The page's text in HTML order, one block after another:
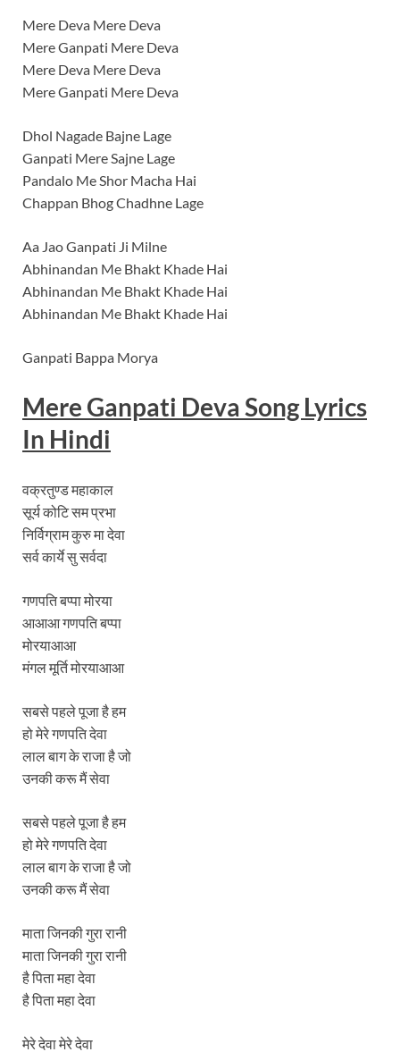
Mere Deva Mere Deva
Mere Ganpati Mere Deva
Mere Deva Mere Deva
Mere Ganpati Mere Deva
Dhol Nagade Bajne Lage
Ganpati Mere Sajne Lage
Pandalo Me Shor Macha Hai
Chappan Bhog Chadhne Lage
Aa Jao Ganpati Ji Milne
Abhinandan Me Bhakt Khade Hai
Abhinandan Me Bhakt Khade Hai
Abhinandan Me Bhakt Khade Hai
Ganpati Bappa Morya
Mere Ganpati Deva Song Lyrics
In Hindi
वक्रतुण्ड महाकाल
सूर्य कोटि सम प्रभा
निर्विग्राम कुरु मा देवा
सर्व कार्ये सु सर्वदा
गणपति बप्पा मोरया
आआआ गणपति बप्पा
मोरयाआआ
मंगल मूर्ति मोरयाआआ
सबसे पहले पूजा है हम
हो मेरे गणपति देवा
लाल बाग के राजा है जो
उनकी करू मैं सेवा
सबसे पहले पूजा है हम
हो मेरे गणपति देवा
लाल बाग के राजा है जो
उनकी करू मैं सेवा
माता जिनकी गुरा रानी
माता जिनकी गुरा रानी
है पिता महा देवा
है पिता महा देवा
मेरे देवा मेरे देवा